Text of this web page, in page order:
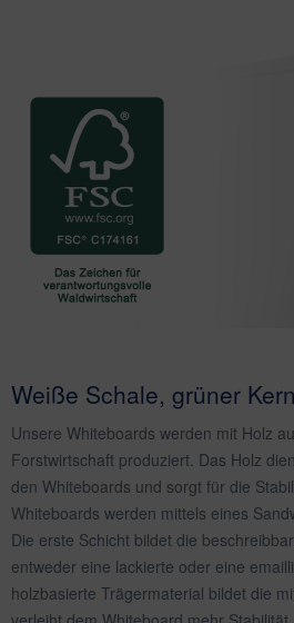
Weiße Schale, grüner Kern
Unsere Whiteboards werden mit Holz
Forstwirtschaft produziert. Das Holz
den Whiteboards und sorgt für die
Whiteboards werden mittels eines
Die erste Schicht bildet die
entweder eine lackierte oder eine
holzbasierte Trägermaterial bildet die